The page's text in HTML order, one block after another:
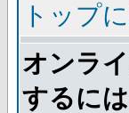
トップ
オンラ
するに